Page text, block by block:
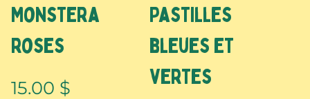
Monstera
roses
15.00 $
Pastilles
bleues et
vertes